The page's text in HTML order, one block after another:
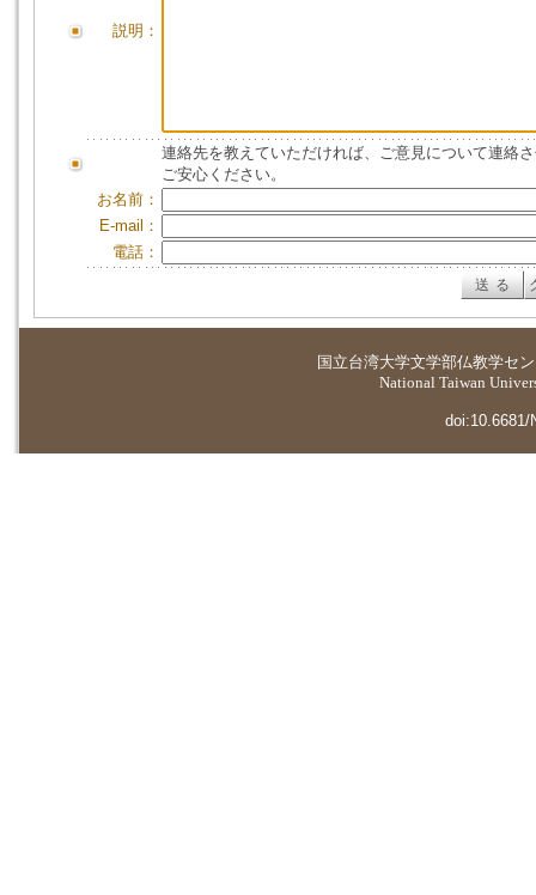
説明：
連絡先を教えていただければ、ご意見について連絡
ご安心ください。
お名前：
E-mail：
電話：
国立台湾大学文学部仏教学セ
National Taiwan
doi:10.6681/